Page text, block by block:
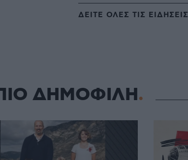
ΔΕΙΤΕ ΟΛΕΣ ΤΙΣ ΕΙΔΗΣΕΙΣ
ΔΗΜΟΦΙΛΗ